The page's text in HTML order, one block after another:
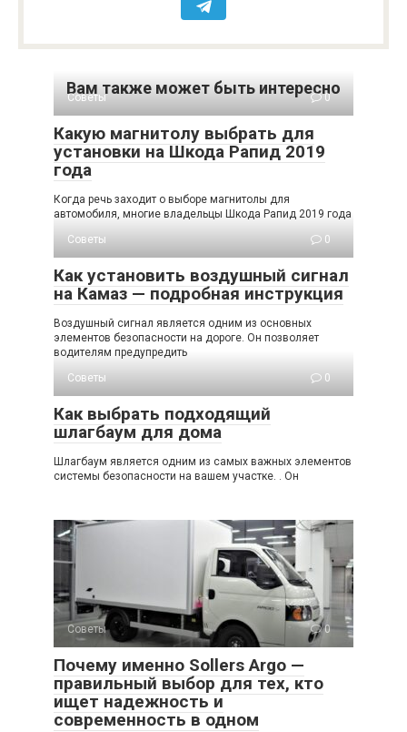
Вам также может быть интересно
Советы 0
Какую магнитолу выбрать для
установки на Шкода Рапид 2019
года
Когда речь заходит о выборе магнитолы для
автомобиля, многие владельцы Шкода Рапид 2019 года
Советы
0
Как установить воздушный сигнал
на Камаз — подробная инструкция
Воздушный сигнал является одним из основных
элементов безопасности на дороге. Он позволяет
водителям предупредить
Советы
0
Как выбрать подходящий
шлагбаум для дома
Шлагбаум является одним из самых важных элементов
системы безопасности на вашем участке. . Он
Советы 0
Почему именно Sollers Argo —
правильный выбор для тех, кто
ищет надежность и
современность в одном